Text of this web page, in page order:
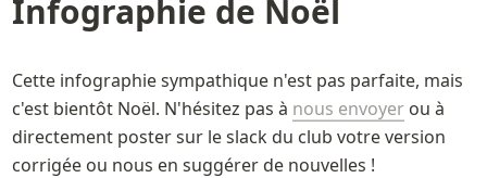
Infographie de Noël
Cette infographie sympathique n'est pas parfaite, mais
c'est bientôt Noël. N'hésitez pas à nous envoyer ou à
directement poster sur le slack du club votre version
corrigée ou nous en suggérer de nouvelles !